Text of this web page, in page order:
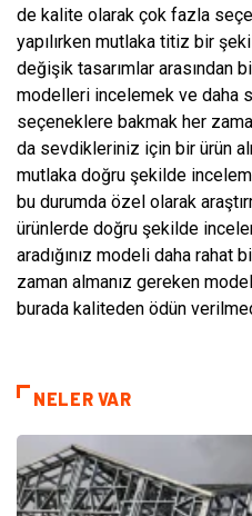
de kalite olarak çok fazla
yapılırken mutlaka titiz bir
değişik tasarımlar arasından
modelleri incelemek ve daha
seçeneklere bakmak her
da sevdikleriniz için bir ürün
mutlaka doğru şekilde
bu durumda özel olarak
ürünlerde doğru şekilde
aradığınız modeli daha
zaman almanız gereken
burada kaliteden ödün
NELER VAR